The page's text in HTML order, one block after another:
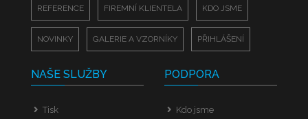
REFERENCE FIREMNÍ KLIENTELA KDO JSME
NOVINKY GALERIE A VZORNÍKY PŘIHLÁŠENÍ
NAŠE SLUŽBY
Tisk
PODPORA
Kdo jsme